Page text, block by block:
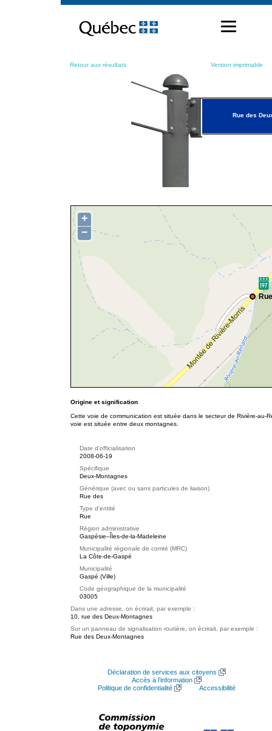
contenu
Retour aux résultats Version imprimable
Rue des
+
−
Origine et signification
Cette voie de communication est située dans le secteur de Rivière-
voie est située entre deux montagnes.
Date d'officialisation
2008-06-19
Spécifique
Deux-Montagnes
Générique (avec ou sans particules de liaison)
Rue des
Type d'entité
Rue
Région administrative
Gaspésie–Îles-de-la-Madeleine
Municipalité régionale de comté (MRC)
La Côte-de-Gaspé
Municipalité
Gaspé (Ville)
Code géographique de la municipalité
03005
Dans une adresse, on écrirait, par exemple :
10, rue des Deux-Montagnes
Sur un panneau de signalisation routière, on écrirait, par exemple :
Rue des Deux-Montagnes
Déclaration de services aux citoyens
Accès à l’information
Politique de confidentialité
Accessibilité